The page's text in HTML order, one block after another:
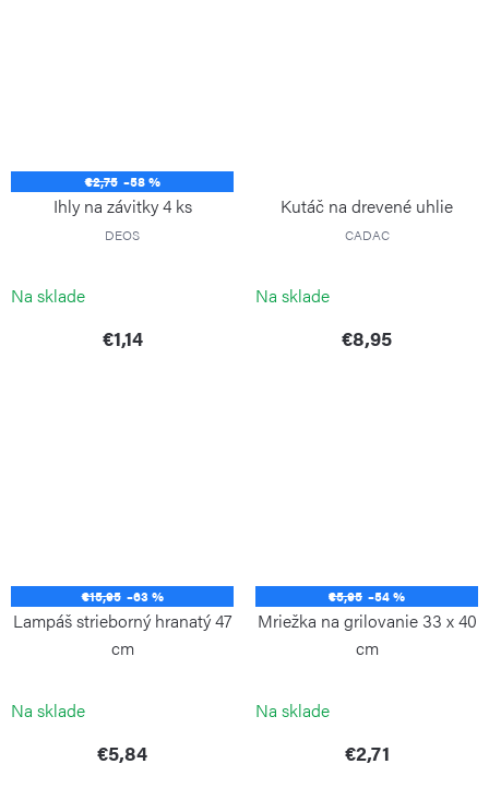
€2,75 –58 %
Ihly na závitky 4 ks
DEOS
Na sklade
€1,14
Kutáč na drevené uhlie
CADAC
Na sklade
€8,95
€15,95 –63 %
Lampáš strieborný hranatý 47
cm
Na sklade
€5,84
€5,95 –54 %
Mriežka na grilovanie 33 x 40
cm
Na sklade
€2,71